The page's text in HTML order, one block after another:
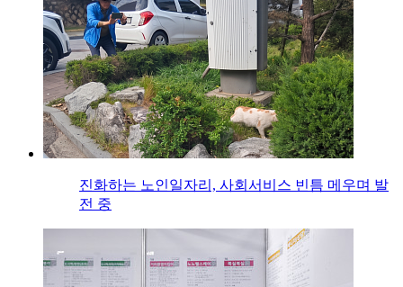
진화하는 노인일자리, 사회서비스 빈틈 메우며 발
전 중